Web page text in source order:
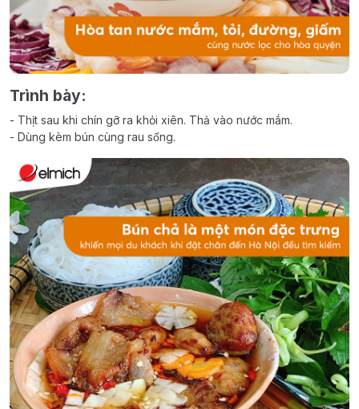
Trình bày:
- Thịt sau khi chín gỡ ra khỏi xiên. Thả vào nước mắm.
- Dùng kèm bún cùng rau sống.